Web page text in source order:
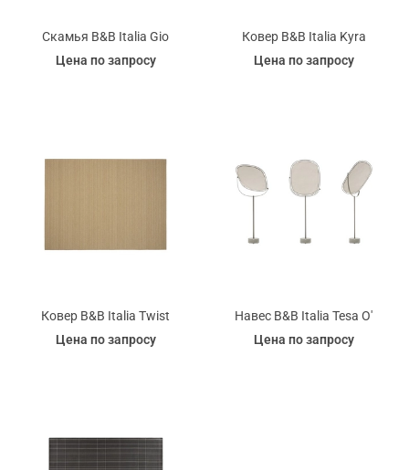
Скамья B&B Italia Gio
Цена по запросу
Ковер B&B Italia Kyra
Цена по запросу
Ковер B&B Italia Twist
Цена по запросу
Навес B&B Italia Tesa O'
Цена по запросу